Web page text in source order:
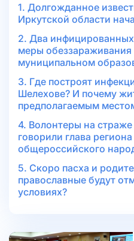
1. Долгожданное
Иркутской области
2. Два
меры
муниципальном
3. Где построят
Шелехове? И почему
предполагаемым
4. Волонтеры на
говорили глава
общероссийского
5. Скоро пасха и
православные будут
условиях?